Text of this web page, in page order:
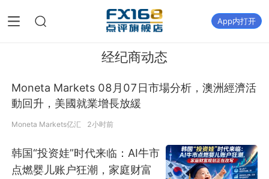
App内打开
经纪商动态
Moneta Markets 08月07日市場分析，澳洲經濟活
動回升，美國就業增長放緩
Moneta Markets亿汇 2小时前
韩国“投资娃”时代来临：AI牛市
点燃婴儿账户狂潮，家庭财富